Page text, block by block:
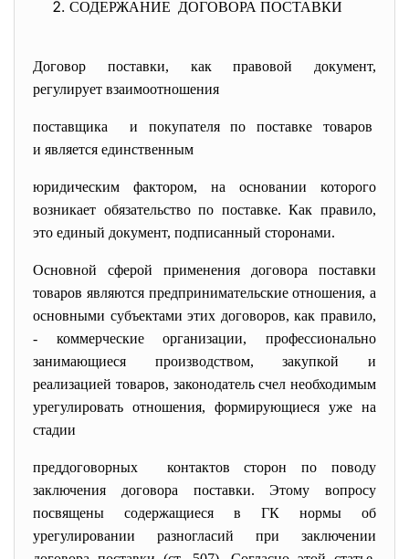
CОДЕРЖАНИЕ ДОГОВОРА ПОСТАВКИ
Договор поставки, как правовой документ,
регулирует взаимоотношения
поставщика и покупателя по поставке товаров
и является единственным
юридическим фактором, на основании которого
возникает обязательство по поставке. Как правило,
это единый документ, подписанный сторонами.
Основной сферой применения договора поставки
товаров являются предпринимательские отношения, а
основными субъектами этих договоров, как правило,
- коммерческие организации, профессионально
занимающиеся производством, закупкой и
реализацией товаров, законодатель счел необходимым
урегулировать отношения, формирующиеся уже на
стадии
преддоговорных контактов сторон по поводу
заключения договора поставки. Этому вопросу
посвящены содержащиеся в ГК нормы об
урегулировании разногласий при заключении